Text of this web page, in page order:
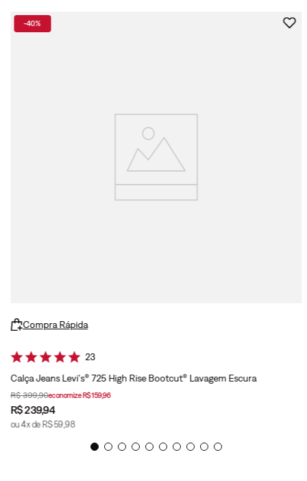
-40%
Compra Rápida
23
Calça Jeans Levi's® 725 High Rise Bootcut® Lavagem Escura
R$ 399,90economizeR$159,96
R$239,94
ou4x de R$ 59,98